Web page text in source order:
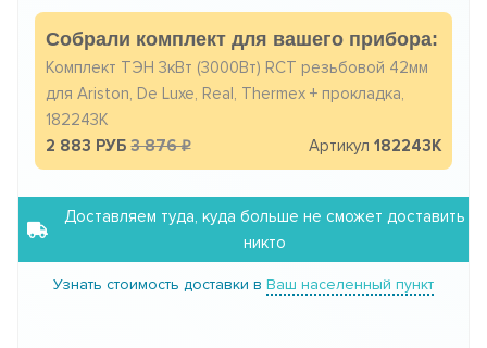
Собрали комплект для вашего прибора:
Комплект ТЭН 3кВт (3000Вт) RCT резьбовой 42мм
для Ariston, De Luxe, Real, Thermex + прокладка,
182243K
2 883 РУБ3 876 Артикул 182243K
Доставляем туда, куда больше не сможет доставить
никто
Узнать стоимость доставки в Ваш населенный пункт